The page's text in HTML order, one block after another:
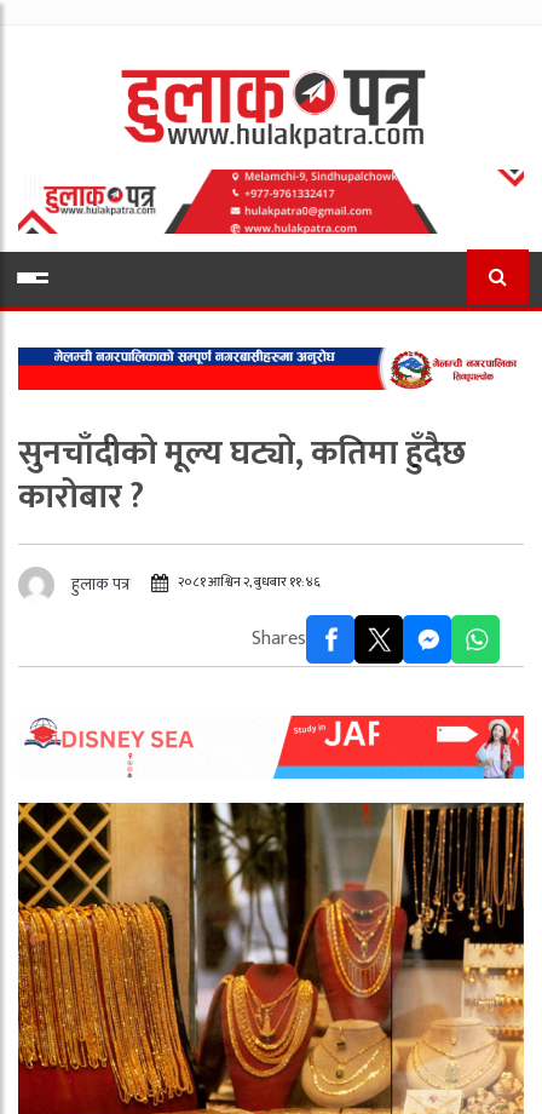
सुनचाँदीको मूल्य घट्यो, कतिमा हुँदैछ
कारोबार ?
हुलाक पत्र २०८१ आश्विन २, बुधबार ११:४६
Shares